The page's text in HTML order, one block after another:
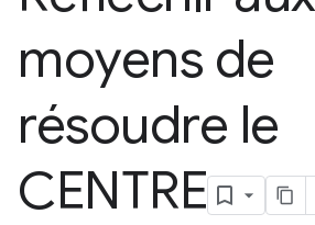
moyens de
résoudre le
CENTRE